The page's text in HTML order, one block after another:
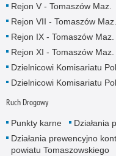
Rejon V - Tomaszów Maz.
Rejon VII - Tomaszów Maz.
Rejon IX - Tomaszów Maz.
Rejon XI - Tomaszów Maz.
Dzielnicowi Komisariatu
Dzielnicowi Komisariatu
Ruch Drogowy
Punkty karne
Działania
Działania prewencyjno
powiatu Tomaszowskiego